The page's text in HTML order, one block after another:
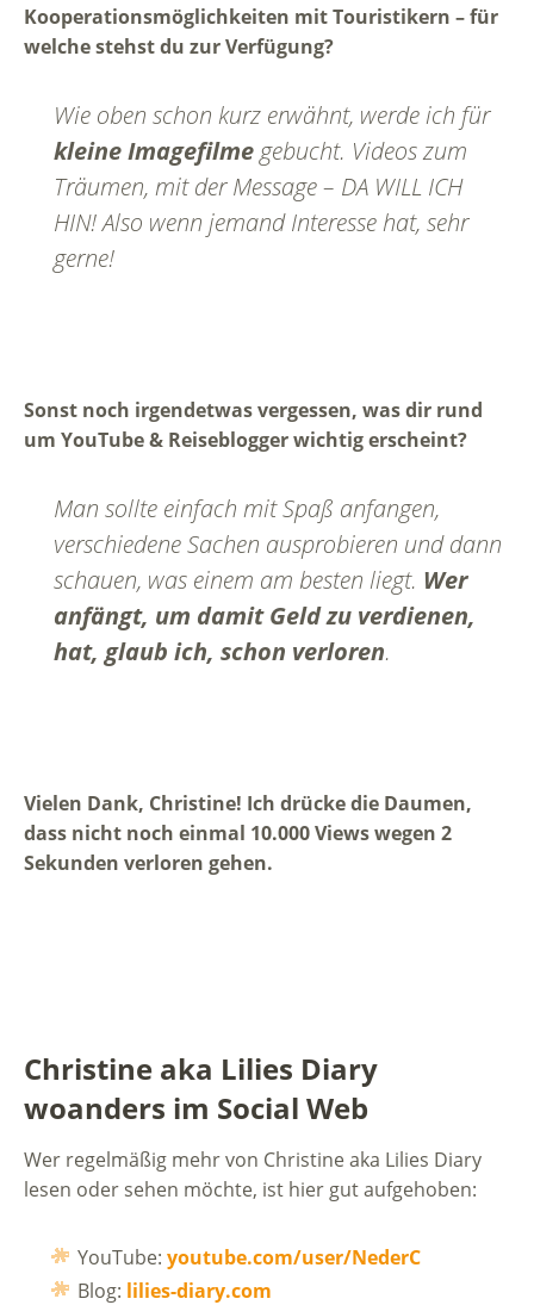
Kooperationsmöglichkeiten mit Touristikern – für
welche stehst du zur Verfügung?
Wie oben schon kurz erwähnt, werde ich für
kleine Imagefilmegebucht. Videos zum
Träumen, mit der Message – DA WILL ICH
HIN! Also wenn jemand Interesse hat, sehr
gerne!
Sonst noch irgendetwas vergessen, was dir rund
um YouTube & Reiseblogger wichtig erscheint?
Man sollte einfach mit Spaß anfangen,
verschiedene Sachen ausprobieren und dann
schauen, was einem am besten liegt. Wer
anfängt, um damit Geld zu verdienen,
hat, glaub ich, schon verloren.
Vielen Dank, Christine! Ich drücke die Daumen,
dass nicht noch einmal 10.000 Views wegen 2
Sekunden verloren gehen.
Christine aka Lilies Diary
woanders im Social Web
Wer regelmäßig mehr von Christine aka Lilies Diary
lesen oder sehen möchte, ist hier gut aufgehoben:
YouTube: youtube.com/user/NederC
Blog: lilies-diary.com